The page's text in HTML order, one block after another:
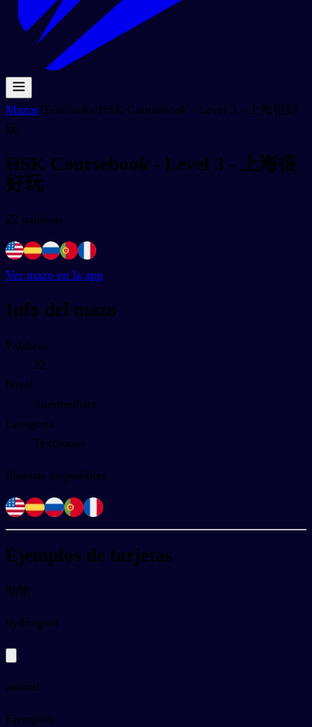
Mazos/Textbooks/HSK Coursebook - Level 3 - 上海很好
玩
HSK Coursebook - Level 3 - 上海很
好玩
22 palabras
Ver mazo en la app
Info del mazo
Palabras
22
Nivel
Intermediate
Categoría
Textbooks
Idiomas disponibles
Ejemplos de tarjetas
动物
pydòngwù
animal
Ejemplos